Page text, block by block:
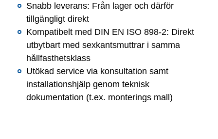
Snabb leverans: Från lager och därför
tillgängligt direkt
Kompatibelt med DIN EN ISO 898-2: Direkt
utbytbart med sexkantsmuttrar i samma
hållfasthetsklass
Utökad service via konsultation samt
installationshjälp genom teknisk
dokumentation (t.ex. monterings mall)